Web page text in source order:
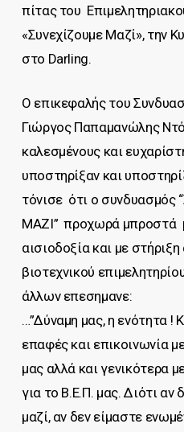
πίτας του
«Συνεχίζουμε Μαζί», την
στο Darling.
Ο επικεφαλής του
Γιώργος Παπαμανώλης
καλεσμένους και
υποστηρίξαν και
τόνισε ότι ο συνδυασμός
ΜΑΖΙ” προχωρά μπροστά
αισιοδοξία και με
βιοτεχνικού
άλλων επεσημανε:
…”Δύναμη μας, η ενότητα !
επαφές και επικοινωνία
μας αλλά και γενικότερα
για το Β.Ε.Π. μας. Διότι αν
μαζί, αν δεν είμαστε